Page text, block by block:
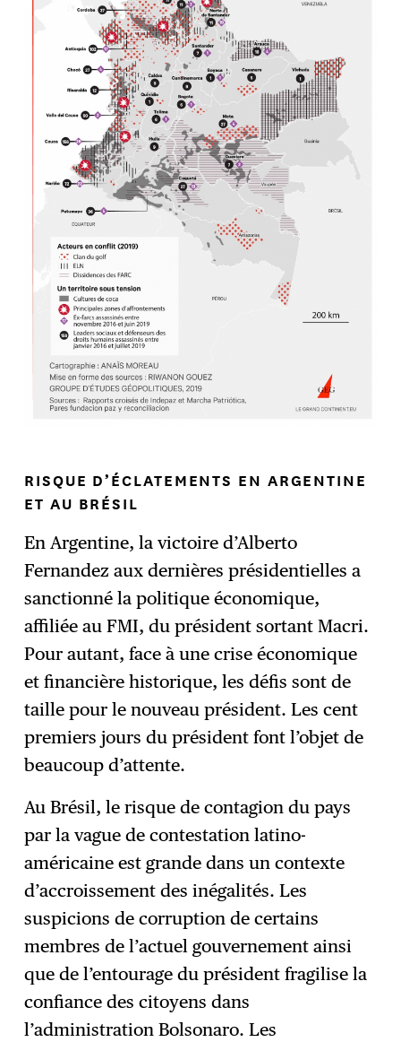
RISQUE D’ÉCLATEMENTS EN ARGENTINE
ET AU BRÉSIL
En Argentine, la victoire d’Alberto
Fernandez aux dernières présidentielles a
sanctionné la politique économique,
affiliée au FMI, du président sortant Macri.
Pour autant, face à une crise économique
et financière historique, les défis sont de
taille pour le nouveau président. Les cent
premiers jours du président font l’objet de
beaucoup d’attente.
Au Brésil, le risque de contagion du pays
par la vague de contestation latino-
américaine est grande dans un contexte
d’accroissement des inégalités. Les
suspicions de corruption de certains
membres de l’actuel gouvernement ainsi
que de l’entourage du président fragilise la
confiance des citoyens dans
l’administration Bolsonaro. Les